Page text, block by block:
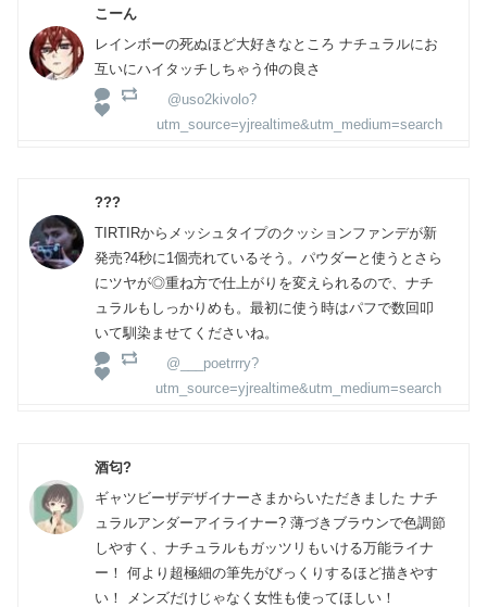
こーん
レインボーの死ぬほど大好きなところ ナチュラルにお
互いにハイタッチしちゃう仲の良さ
@uso2kivolo?
utm_source=yjrealtime&utm_medium=search
???
TIRTIRからメッシュタイプのクッションファンデが新
発売?4秒に1個売れているそう。パウダーと使うとさら
にツヤが◎重ね方で仕上がりを変えられるので、ナチ
ュラルもしっかりめも。最初に使う時はパフで数回叩
いて馴染ませてくださいね。
@___poetrrry?
utm_source=yjrealtime&utm_medium=search
酒匂?
ギャツビーザデザイナーさまからいただきました ナチ
ュラルアンダーアイライナー? 薄づきブラウンで色調節
しやすく、ナチュラルもガッツリもいける万能ライナ
ー！ 何より超極細の筆先がびっくりするほど描きやす
い！ メンズだけじゃなく女性も使ってほしい！